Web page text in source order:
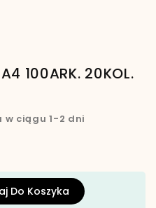
100ARK. 20KOL.
w ciągu 1-2 dni
Do Koszyka